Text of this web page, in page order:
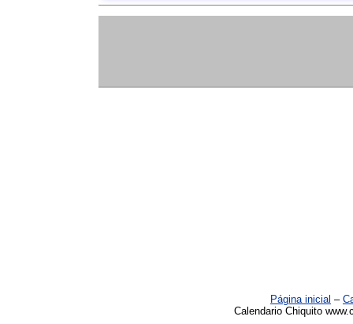
Página inicial –
Calendario Chiquito